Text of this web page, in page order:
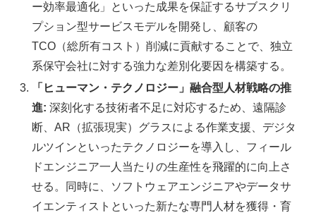
ー効率最適化」といった成果を保証するサブスクリ
プション型サービスモデルを開発し、顧客の
TCO（総所有コスト）削減に貢献することで、独立
系保守会社に対する強力な差別化要因を構築する。
「ヒューマン・テクノロジー」融合型人材戦略の推
進: 深刻化する技術者不足に対応するため、遠隔診
断、AR（拡張現実）グラスによる作業支援、デジタ
ルツインといったテクノロジーを導入し、フィール
ドエンジニア一人当たりの生産性を飛躍的に向上さ
せる。同時に、ソフトウェアエンジニアやデータサ
イエンティストといった新たな専門人材を獲得・育